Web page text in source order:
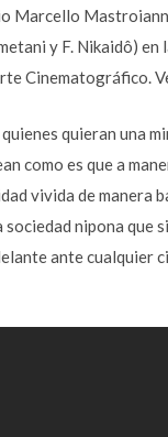
Marcello
y F. Nikaidô) en
Cinematográfico.
quieran una
como es que a
vivida de manera
nipona que
ante cualquier